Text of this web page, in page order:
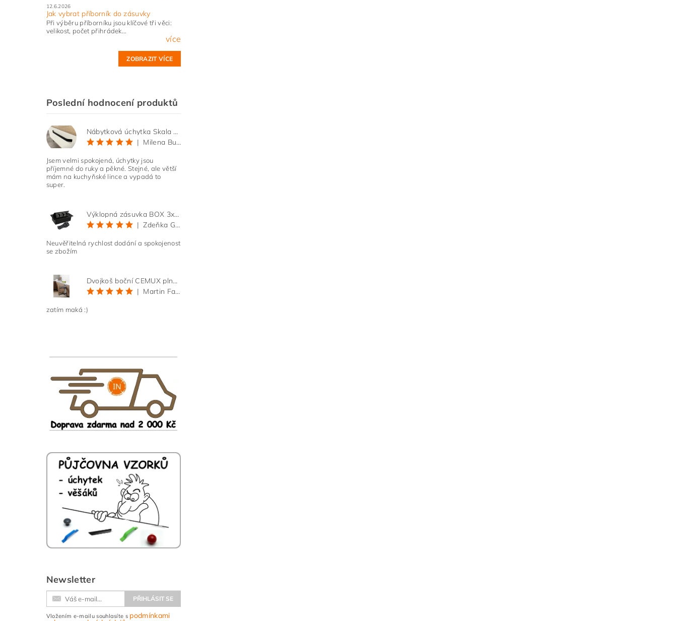
12.6.2026
Jak vybrat příborník do zásuvky
Při výběru příborníku jsou klíčové tři věci:
velikost, počet přihrádek...
více
ZOBRAZIT VÍCE
Poslední hodnocení produktů
Nábytková úchytka Skala černá matná
|
Milena Bučková
Jsem velmi spokojená, úchytky jsou
příjemné do ruky a pěkné. Stejné, ale větší
mám na kuchyňské lince a vypadá to
super.
Výklopná zásuvka BOX 3x 230V s 3m kabelem - černá
|
Zdeňka Gold
Neuvěřitelná rychlost dodání a spokojenost
se zbožím
Dvojkoš boční CEMUX plné dno 3D, s tlumením antracit 200 mm
|
Martin Faltus
zatím maká :)
Newsletter
Vložením e-mailu souhlasíte s podmínkami